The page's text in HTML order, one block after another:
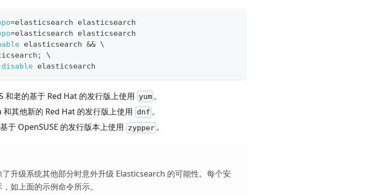
=elasticsearch elasticsearch
=elasticsearch elasticsearch
elasticsearch && \
;
\
elasticsearch
和老的基于 Red Hat 的发行版上使用 yum。
和其他新的 Red Hat 的发行版上使用 dnf 。
于 OpenSUSE 的发行版本上使用 zypper。
升级系统其他部分时意外升级 Elasticsearch 的可能性。每个安
如上面的示例命令所示。